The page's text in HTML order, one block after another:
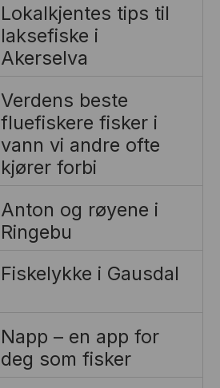
Lokalkjentes tips til
laksefiske i
Akerselva
Verdens beste
fluefiskere fisker i
vann vi andre ofte
kjører forbi
Anton og røyene i
Ringebu
Fiskelykke i Gausdal
Napp – en app for
deg som fisker